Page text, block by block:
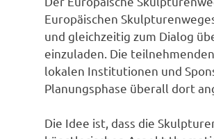
Europäischen
und gleichzeitig zum Dialog
einzuladen. Die
lokalen Institutionen und
Planungsphase überall dort
Die Idee ist, dass die